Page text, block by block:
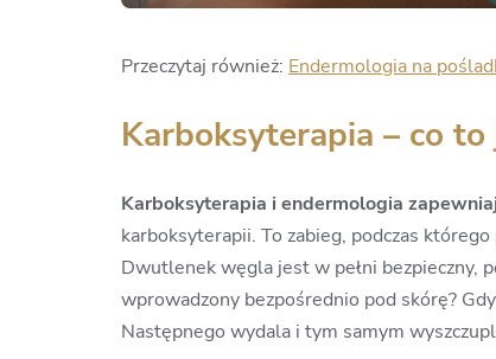
Przeczytaj również: Endermologia na
Karboksyterapia – co to
Karboksyterapia i endermologia
karboksyterapii. To zabieg, podczas
Dwutlenek węgla jest w pełni bezpieczny,
wprowadzony bezpośrednio pod skórę?
Następnego wydala i tym samym